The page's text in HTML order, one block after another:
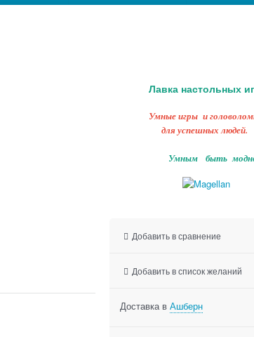
Лавка настольных
Умные игры и
для успешных людей.
Умным быть
Добавить в сравнение
Добавить в список желаний
Доставка в Ашберн